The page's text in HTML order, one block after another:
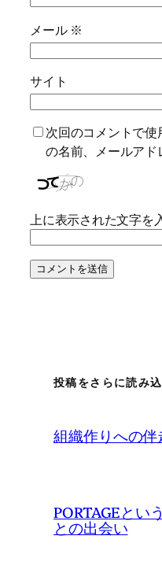
メール ※
サイト
次回のコメントで
の名前、メールアド
上に表示された文字を
投稿をさらに読み
組織作りへの伴
PORTAGEとい
との出会い